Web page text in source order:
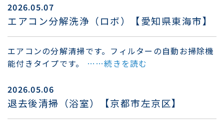
2026.05.07
エアコン分解洗浄（ロボ）【愛知県東海市】
エアコンの分解清掃です。フィルターの自動お掃除機
能付きタイプです。 ……続きを読む
2026.05.06
退去後清掃（浴室）【京都市左京区】